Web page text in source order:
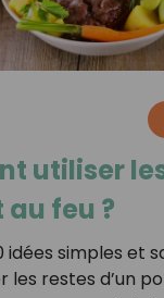
utiliser
au feu ?
idées simples et
les restes d’un